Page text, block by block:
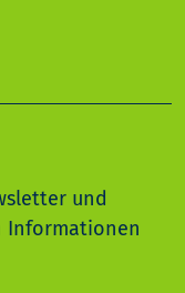
und
Informationen